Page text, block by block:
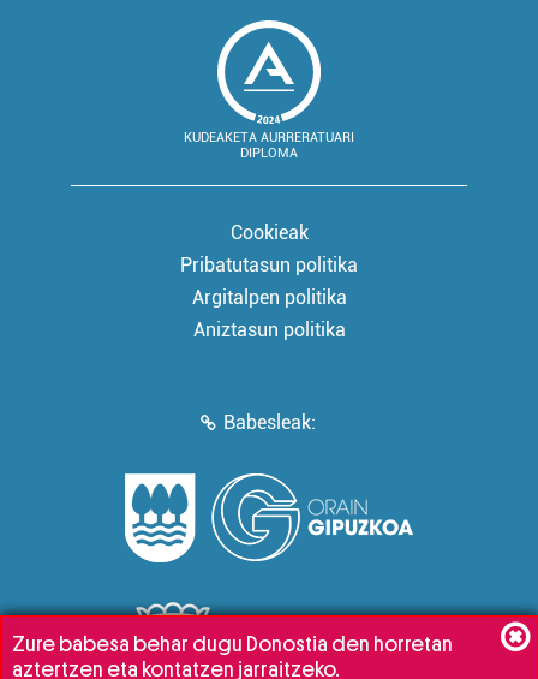
KUDEAKETA AURRERATUARI
DIPLOMA
Cookieak
Pribatutasun politika
Argitalpen politika
Aniztasun politika
Babesleak:
Zure babesa behar dugu Donostia den horretan
aztertzen eta kontatzen jarraitzeko.